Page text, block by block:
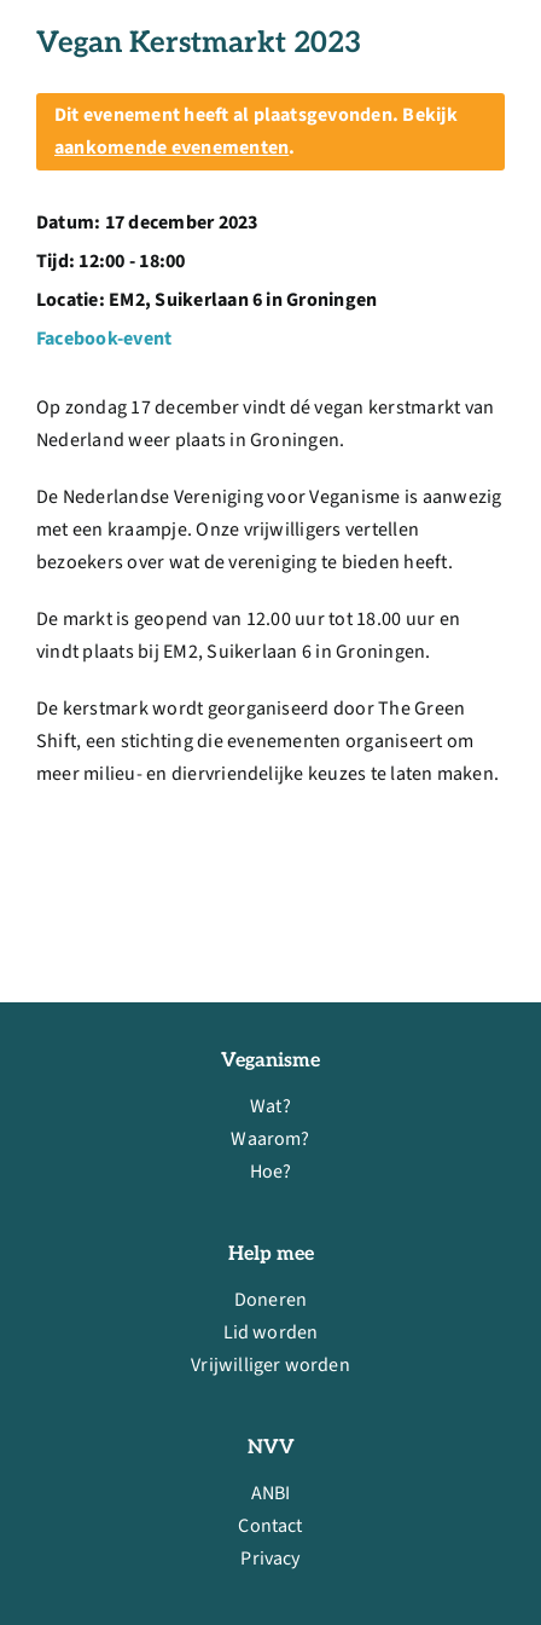
Ondernemer
Contact
Doneren
Shop
English
Vegan Kerstmarkt 2023
Dit evenement heeft al plaatsgevonden. Bekijk
aankomende evenementen.
Datum: 17 december 2023
Tijd: 12:00 - 18:00
Locatie: EM2, Suikerlaan 6 in Groningen
Facebook-event
Op zondag 17 december vindt dé vegan kerstmarkt van
Nederland weer plaats in Groningen.
De Nederlandse Vereniging voor Veganisme is aanwezig
met een kraampje. Onze vrijwilligers vertellen
bezoekers over wat de vereniging te bieden heeft.
De markt is geopend van 12.00 uur tot 18.00 uur en
vindt plaats bij EM2, Suikerlaan 6 in Groningen.
De kerstmark wordt georganiseerd door The Green
Shift, een stichting die evenementen organiseert om
meer milieu- en diervriendelijke keuzes te laten maken.
Veganisme
Wat?
Waarom?
Hoe?
Help mee
Doneren
Lid worden
Vrijwilliger worden
NVV
ANBI
Contact
Privacy